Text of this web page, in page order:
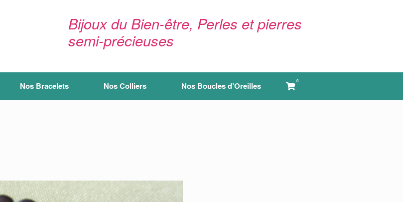
Bijoux du Bien-être, Perles et pierres
semi-précieuses
Nos Bracelets Nos Colliers Nos Boucles d’Oreilles View
shopping
cart
0